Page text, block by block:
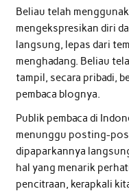
Beliau telah
mengekspresikan diri
langsung, lepas dari
menghadang. Beliau
tampil, secara pribadi,
pembaca blognya.
Publik pembaca di
menunggu posting-
dipaparkannya
hal yang menarik
pencitraan, kerapkali